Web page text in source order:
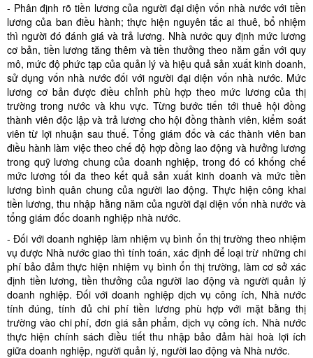
- Phân định rõ tiền lương của người đại diện vốn nhà nước với tiền
lương của ban điều hành; thực hiện nguyên tắc ai thuê, bổ nhiệm
thì người đó đánh giá và trả lương. Nhà nước quy định mức lương
cơ bản, tiền lương tăng thêm và tiền thưởng theo năm gắn với quy
mô, mức độ phức tạp của quản lý và hiệu quả sản xuất kinh doanh,
sử dụng vốn nhà nước đối với người đại diện vốn nhà nước. Mức
lương cơ bản được điều chỉnh phù hợp theo mức lương của thị
trường trong nước và khu vực. Từng bước tiến tới thuê hội đồng
thành viên độc lập và trả lương cho hội đồng thành viên, kiểm soát
viên từ lợi nhuận sau thuế. Tổng giám đốc và các thành viên ban
điều hành làm việc theo chế độ hợp đồng lao động và hưởng lương
trong quỹ lương chung của doanh nghiệp, trong đó có khống chế
mức lương tối đa theo kết quả sản xuất kinh doanh và mức tiền
lương bình quân chung của người lao động. Thực hiện công khai
tiền lương, thu nhập hằng năm của người đại diện vốn nhà nước và
tổng giám đốc doanh nghiệp nhà nước.
- Đối với doanh nghiệp làm nhiệm vụ bình ổn thị trường theo nhiệm
vụ được Nhà nước giao thì tính toán, xác định để loại trừ những chi
phí bảo đảm thực hiện nhiệm vụ bình ổn thị trường, làm cơ sở xác
định tiền lương, tiền thưởng của người lao động và người quản lý
doanh nghiệp. Đối với doanh nghiệp dịch vụ công ích, Nhà nước
tính đúng, tính đủ chi phí tiền lương phù hợp với mặt bằng thị
trường vào chi phí, đơn giá sản phẩm, dịch vụ công ích. Nhà nước
thực hiện chính sách điều tiết thu nhập bảo đảm hài hoà lợi ích
giữa doanh nghiệp, người quản lý, người lao động và Nhà nước.